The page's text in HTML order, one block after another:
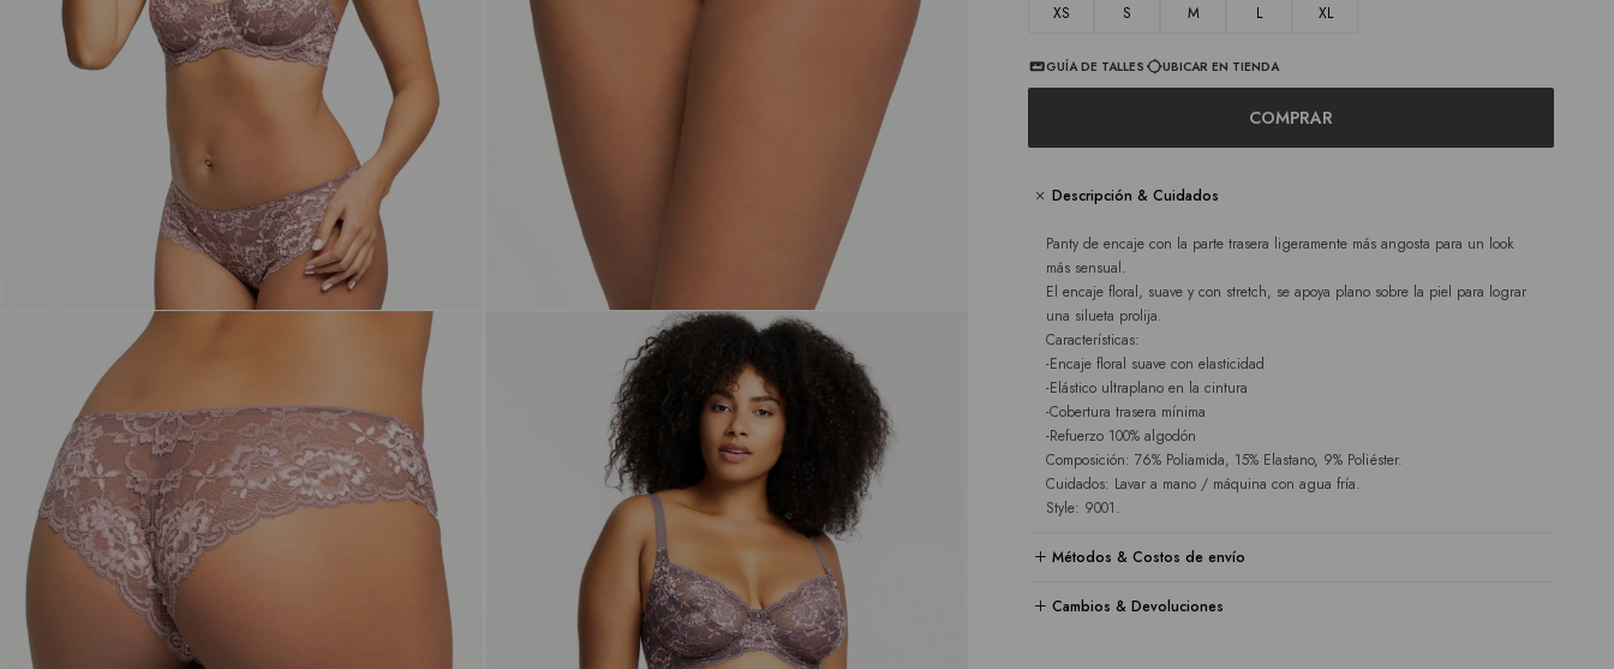
XS
S M L XL
GUÍA DE TALLES UBICAR EN TIENDA
COMPRAR
Descripción & Cuidados
Panty de encaje con la parte trasera ligeramente más angosta para un look
más sensual.
El encaje floral, suave y con stretch, se apoya plano sobre la piel para lograr
una silueta prolija.
Características:
-Encaje floral suave con elasticidad
-Elástico ultraplano en la cintura
-Cobertura trasera mínima
-Refuerzo 100% algodón
Composición: 76% Poliamida, 15% Elastano, 9% Poliéster.
Cuidados: Lavar a mano / máquina con agua fría.
Style: 9001.
Métodos & Costos de envío
Cambios & Devoluciones